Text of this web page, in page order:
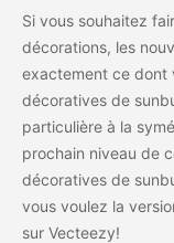
Si vous souhaitez
décorations, les
exactement ce dont
décoratives de
particulière à la
prochain niveau de
décoratives de
vous voulez la
sur Vecteezy!